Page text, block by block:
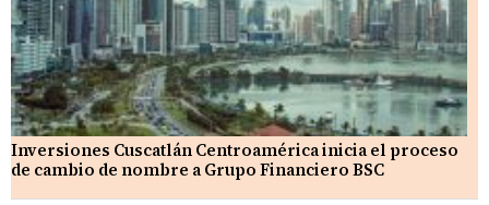
Inversiones Cuscatlán Centroamérica inicia el proceso
de cambio de nombre a Grupo Financiero BSC